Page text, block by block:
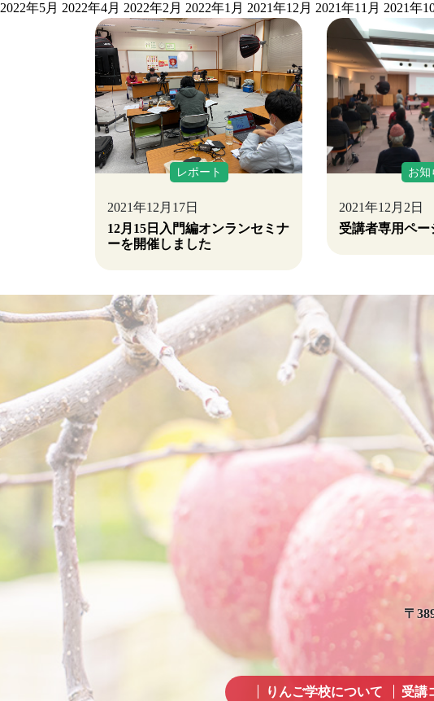
2022年5月 2022年4月 2022年2月 2022年1月 2021年12月 2021年11月 2021年
2021年12月17日
レポート
12月15日入門編オンランセミナ
ーを開催しました
2021年12月2日
お知
受講者専用ペー
〒
りんご学校について 受講